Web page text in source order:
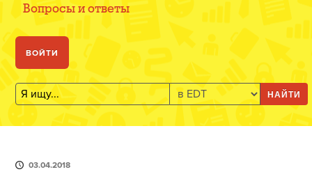
Вопросы и ответы
ВОЙТИ
НАЙТИ
03.04.2018